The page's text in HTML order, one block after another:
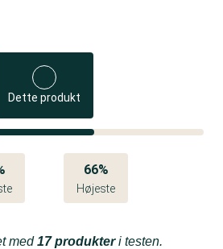
Dette produkt
66%
Højeste
med17 produkteri testen.